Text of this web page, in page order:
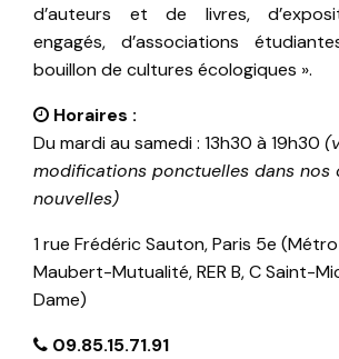
d’auteurs et de livres,
engagés, d’associations
bouillon de cultures écologiques ».
Horaires :
Du mardi au samedi : 13h30 à 19h30
modifications ponctuelles dans nos
nouvelles)
1 rue Frédéric Sauton, Paris 5e
Maubert-Mutualité, RER B, C Saint-
Dame)
09.85.15.71.91